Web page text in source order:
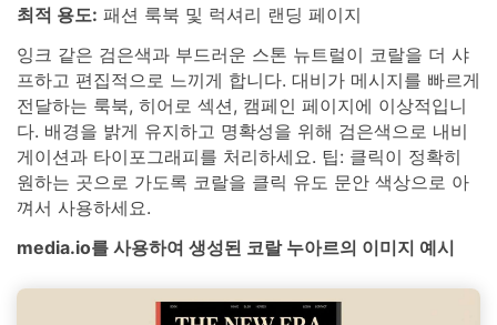
최적 용도: 패션 룩북 및 럭셔리 랜딩 페이지
잉크 같은 검은색과 부드러운 스톤 뉴트럴이 코랄을 더 샤
프하고 편집적으로 느끼게 합니다. 대비가 메시지를 빠르게
전달하는 룩북, 히어로 섹션, 캠페인 페이지에 이상적입니
다. 배경을 밝게 유지하고 명확성을 위해 검은색으로 내비
게이션과 타이포그래피를 처리하세요. 팁: 클릭이 정확히
원하는 곳으로 가도록 코랄을 클릭 유도 문안 색상으로 아
껴서 사용하세요.
media.io를 사용하여 생성된 코랄 누아르의 이미지 예시